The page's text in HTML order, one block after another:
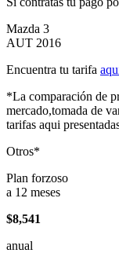
Mazda 3
AUT 2016
Encuentra tu tarifa
*La comparación de
mercado,tomada de
tarifas aqui
Otros*
Plan forzoso
a 12 meses
$8,541
anual